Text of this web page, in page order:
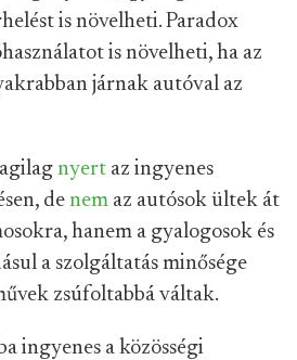
is növelheti. Paradox
is növelheti, ha az
járnak autóval az
nyert az ingyenes
de nem az autósok ültek át
hanem a gyalogosok és
a szolgáltatás minősége
zsúfoltabbá váltak.
ingyenes a közösségi